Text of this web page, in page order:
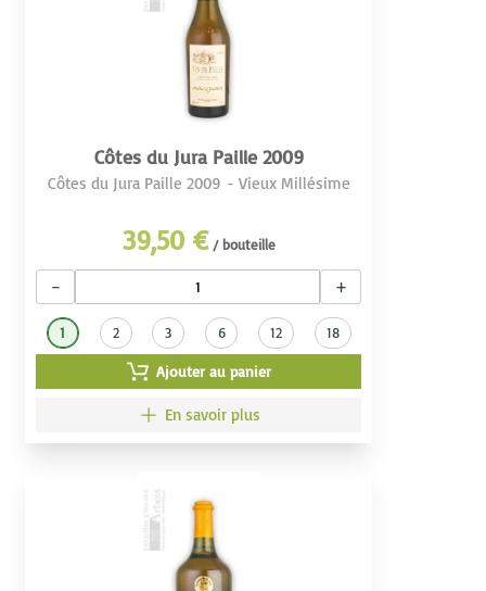
Côtes du Jura Paille 2009
Côtes du Jura Paille 2009 - Vieux Millésime
39,50 € / bouteille
− +
1 2 3 6 12 18
Ajouter au panier
En savoir plus